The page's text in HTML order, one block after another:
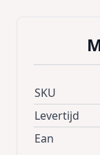
SKU
Levertijd
Ean